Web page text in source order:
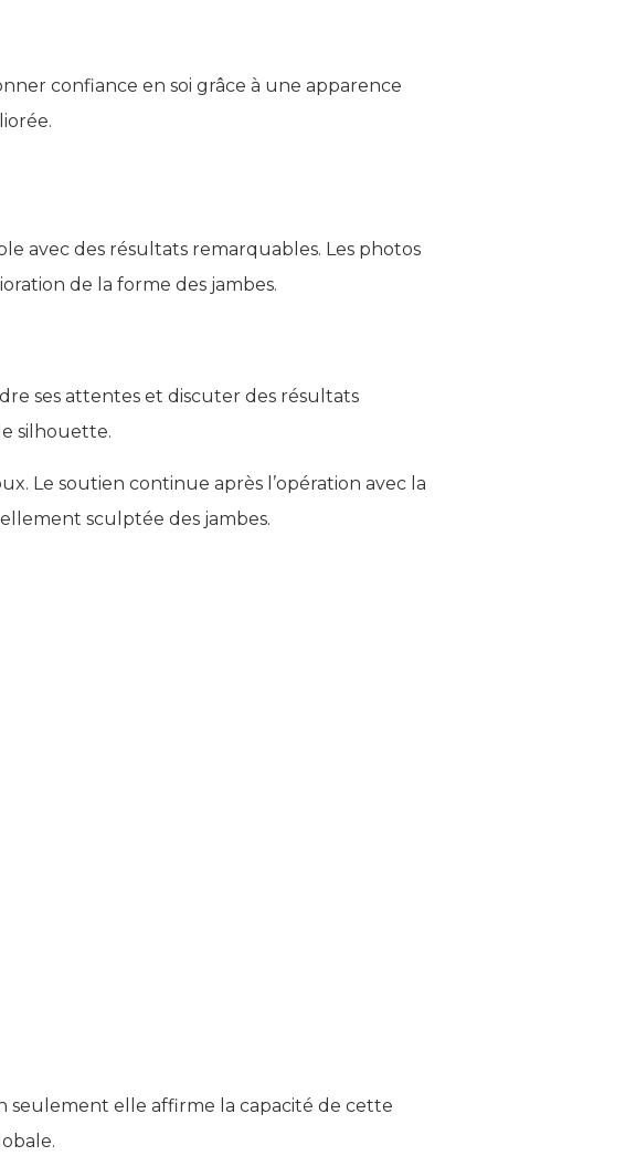
confiance en soi grâce à une apparence
avec des résultats remarquables. Les photos
de la forme des jambes.
ses attentes et discuter des résultats
silhouette.
Le soutien continue après l’opération avec la
sculptée des jambes.
seulement elle affirme la capacité de cette